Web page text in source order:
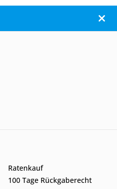
Ratenkauf
100 Tage Rückgaberecht